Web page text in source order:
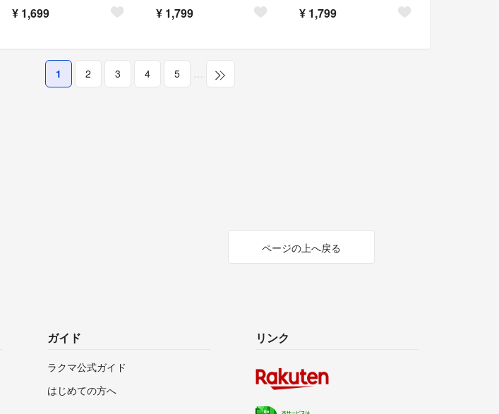
¥ 1,699 ¥ 1,799 ¥ 1,799
1 2 3 4 5 …
ページの上へ戻る
ガイド
ラクマ公式ガイド
はじめての方へ
リンク